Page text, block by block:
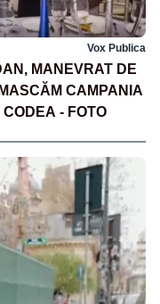
Vox Publica
MANEVRAT DE
CAMPANIA
- FOTO